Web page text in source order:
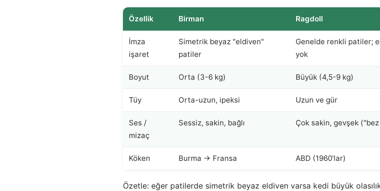
Özellik Birman Ragdoll
İmza
işaret
Simetrik beyaz "eldiven"
patiler
Genelde renkli patiler;
yok
Boyut Orta (3-6 kg) Büyük (4,5-9 kg)
Tüy Orta-uzun, ipeksi Uzun ve gür
Ses /
mizaç
Sessiz, sakin, bağlı Çok sakin, gevşek
Köken Burma → Fransa ABD (1960'lar)
Özetle: eğer patilerde simetrik beyaz eldiven varsa kedi büyük